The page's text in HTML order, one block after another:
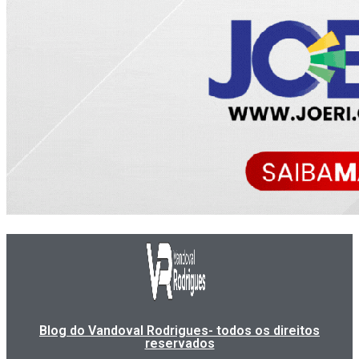
Blog do Vandoval Rodrigues- todos os direitos
reservados